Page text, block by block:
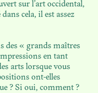
sur l’art occidental,
cela, il est assez
des « grands maîtres
en tant
arts lorsque vous
ont-elles
? Si oui, comment ?